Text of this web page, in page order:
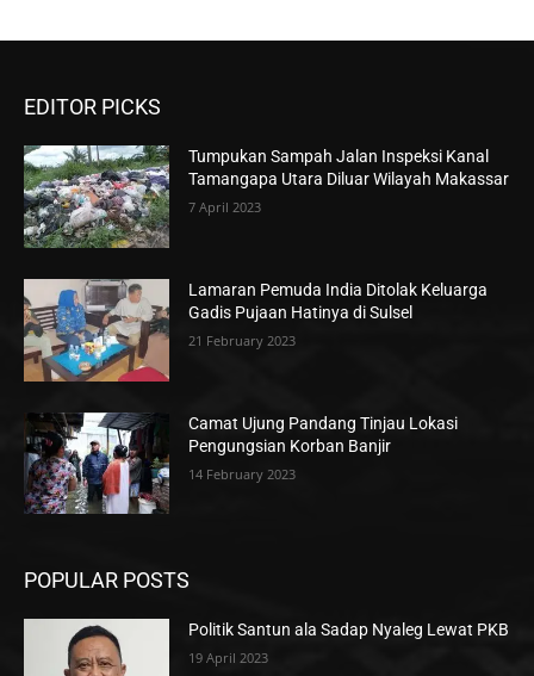
EDITOR PICKS
Tumpukan Sampah Jalan Inspeksi Kanal
Tamangapa Utara Diluar Wilayah Makassar
7 April 2023
Lamaran Pemuda India Ditolak Keluarga
Gadis Pujaan Hatinya di Sulsel
21 February 2023
Camat Ujung Pandang Tinjau Lokasi
Pengungsian Korban Banjir
14 February 2023
POPULAR POSTS
Politik Santun ala Sadap Nyaleg Lewat PKB
19 April 2023